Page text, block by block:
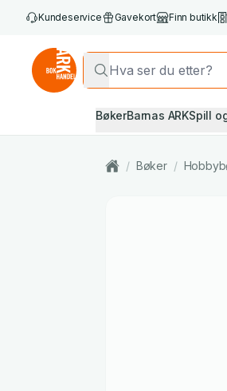
Kundeservice Gavekort Finn butikk
BøkerBarnas ARKSpill
/ Bøker /